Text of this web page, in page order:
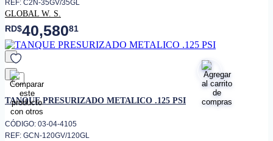
REF: C2N-35GV/35GL
GLOBAL W. S.
RD$40,58081
favorito
TANQUE PRESURIZADO METALICO .125 PSI
CÓDIGO: 03-04-4105
REF: GCN-120GV/120GL